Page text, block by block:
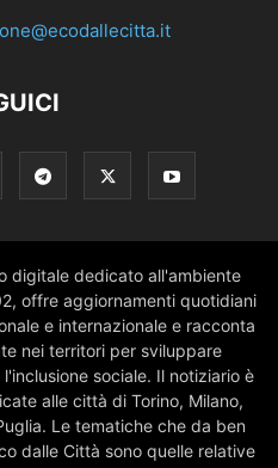
digitale dedicato all'ambiente
offre aggiornamenti quotidiani
e internazionale e racconta
nei territori per sviluppare
sociale. Il notiziario è
alle città di Torino, Milano,
Le tematiche che da ben
dalle Città sono quelle relative